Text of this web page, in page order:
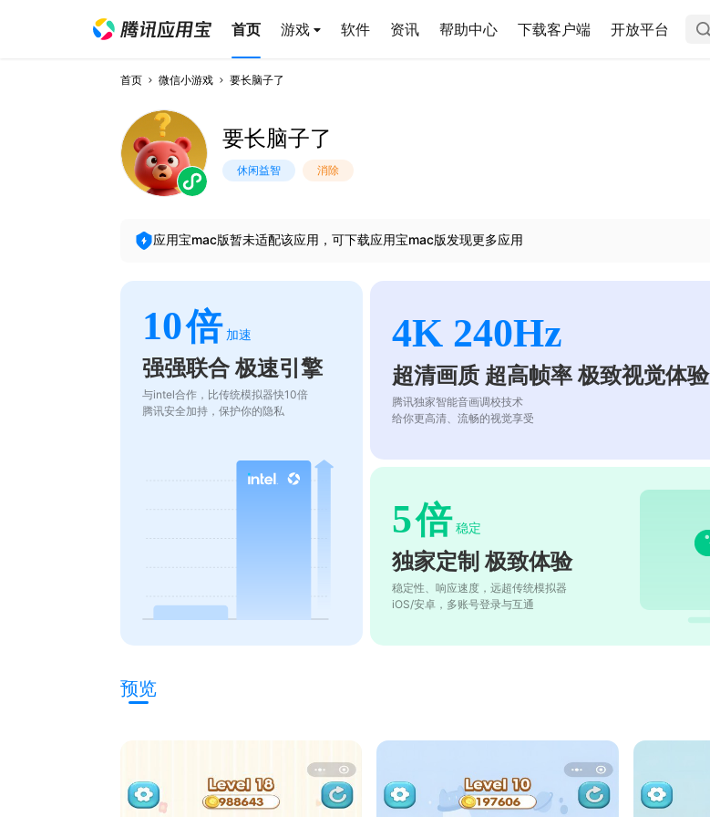
首页 游戏 软件 资讯 帮助中心 下载客户端 开放平台
首页 微信小游戏 要长脑子了
要长脑子了
休闲益智 消除
应用宝mac版暂未适配该应用，可下载应用宝mac版发现更多应用
10倍 加速
强强联合 极速引擎
与intel合作，比传统模拟器快10倍
腾讯安全加持，保护你的隐私
4K 240Hz
超清画质 超高帧率 极致视觉体验
腾讯独家智能音画调校技术
给你更高清、流畅的视觉享受
5倍 稳定
独家定制 极致体验
稳定性、响应速度，远超传统模拟器
iOS/安卓，多账号登录与互通
预览